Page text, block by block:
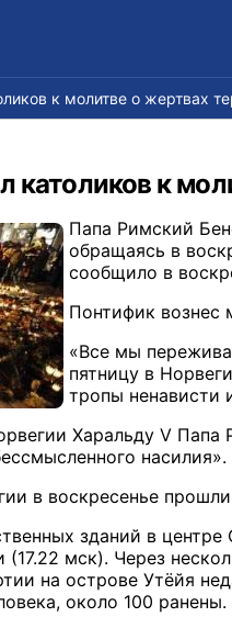
к молитве о жертвах
католиков к
Папа Римский
обращаясь в
сообщило в
Понтифик вознес
«Все мы
пятницу в
тропы ненависти
Харальду V
насилия».
в воскресенье
зданий в
мск). Через
на острове Утёйя
около 100 ранены.